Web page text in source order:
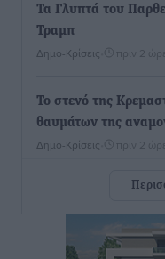
Τα Γλυπτά του
Τραμπ
Δημο-Κρίσεις πριν 2 ώρες
Το στενό της
θαυμάτων της
Δημο-Κρίσεις πριν 2 ώρες
ΣΕΤΕ: Σημαντική
για τον τουρισμό
πριν 2 ώρες